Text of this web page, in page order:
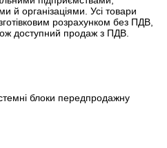
й організаціями. Усі товари
розрахунком без ПДВ,
доступний продаж з ПДВ.
блоки передпродажну